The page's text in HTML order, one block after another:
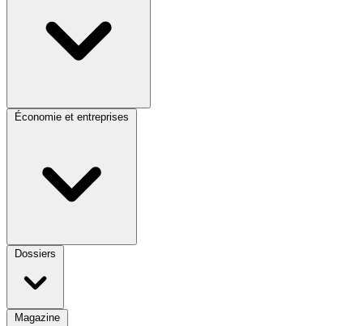
Économie et entreprises
Dossiers
Magazine